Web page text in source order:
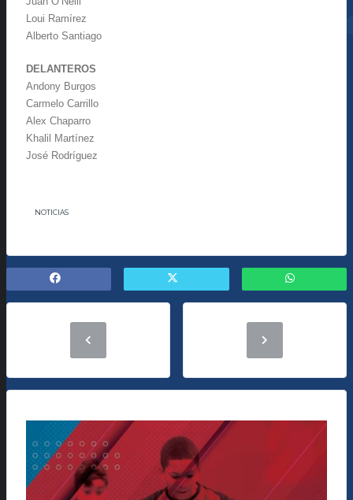
Loui Ramírez
Alberto Santiago
DELANTEROS
Andony Burgos
Carmelo Carrillo
Alex Chaparro
Khalil Martínez
José Rodríguez
NOTICIAS